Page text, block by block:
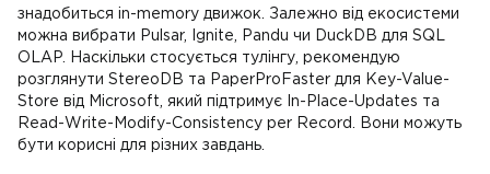
знадобиться in-memory движок. Залежно від екосистеми
можна вибрати Pulsar, Ignite, Pandu чи DuckDB для SQL
OLAP. Наскільки стосується тулінгу, рекомендую
розглянути StereoDB та PaperProFaster для Key-Value-
Store від Microsoft, який підтримує In-Place-Updates та
Read-Write-Modify-Consistency per Record. Вони можуть
бути корисні для різних завдань.